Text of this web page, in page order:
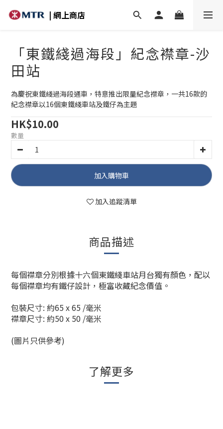
| 網上商店
「東鐵綫過海段」紀念襟章-沙
田站
為慶祝東鐵綫過海段通車，特意推出限量紀念襟章，一共16款的
紀念襟章以16個東鐵綫車站及鐵仔為主題
HK$10.00
數量
加入購物車
加入追蹤清單
商品描述
每個襟章分別根據十六個東鐵綫車站月台獨有顏色，配以
每個襟章均有鐵仔設計，極富收藏紀念價值。
包裝尺寸: 約65 x 65 /毫米
襟章尺寸: 約50 x 50 /毫米
(圖片只供參考)
了解更多